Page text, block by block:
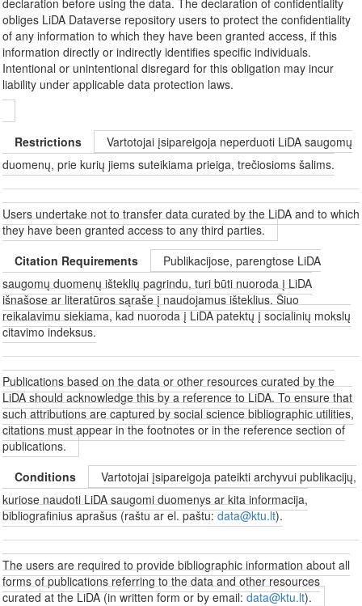
obliges LiDA Dataverse repository users to protect the confidentiality
of any information to which they have been granted access, if this
information directly or indirectly identifies specific individuals.
Intentional or unintentional disregard for this obligation may incur
liability under applicable data protection laws.
Restrictions
Vartotojai įsipareigoja neperduoti LiDA saugomų
duomenų, prie kurių jiems suteikiama prieiga, trečiosioms šalims.
Users undertake not to transfer data curated by the LiDA and to which
they have been granted access to any third parties.
Citation Requirements
Publikacijose, parengtose LiDA
saugomų duomenų išteklių pagrindu, turi būti nuoroda į LiDA
išnašose ar literatūros sąraše į naudojamus išteklius. Šiuo
reikalavimu siekiama, kad nuoroda į LiDA patektų į socialinių mokslų
citavimo indeksus.
Publications based on the data or other resources curated by the
LiDA should acknowledge this by a reference to LiDA. To ensure that
such attributions are captured by social science bibliographic utilities,
citations must appear in the footnotes or in the reference section of
publications.
Conditions
Vartotojai įsipareigoja pateikti archyvui publikacijų,
kuriose naudoti LiDA saugomi duomenys ar kita informacija,
bibliografinius aprašus (raštu ar el. paštu:data@ktu.lt).
The users are required to provide bibliographic information about all
forms of publications referring to the data and other resources
curated at the LiDA (in written form or by email:data@ktu.lt).